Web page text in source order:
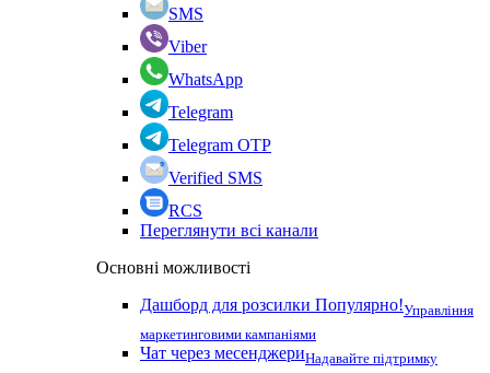
SMS
Viber
WhatsApp
Telegram
Telegram OTP
Verified SMS
RCS
Переглянути всі канали
Основні можливості
Дашборд для розсилки Популярно!Управління
маркетинговими кампаніями
Чат через месенджериНадавайте підтримку